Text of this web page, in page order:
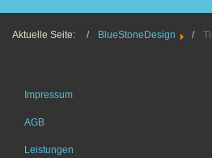
Aktuelle Seite: BlueStoneDesign
Impressum
AGB
Leistungen